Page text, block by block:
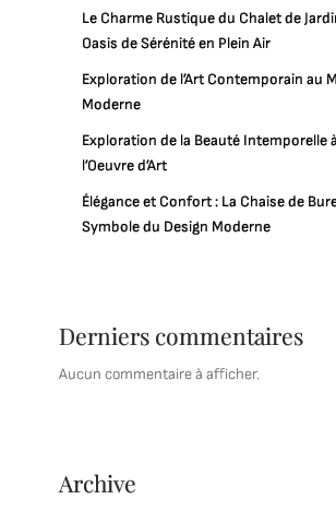
Le Charme Rustique du Chalet de
Oasis de Sérénité en Plein Air
Exploration de l’Art Contemporain au
Moderne
Exploration de la Beauté Intemporelle
l’Oeuvre d’Art
Élégance et Confort : La Chaise de
Symbole du Design Moderne
Derniers commentaires
Aucun commentaire à afficher.
Archive